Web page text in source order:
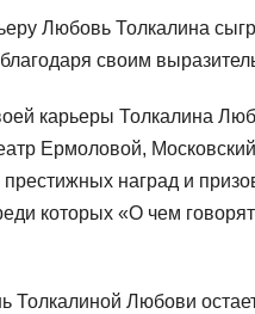
Любовь Толкалина
своим
карьеры Толкалина
Ермоловой,
наград и
которых «О чем
Толкалиной Любови